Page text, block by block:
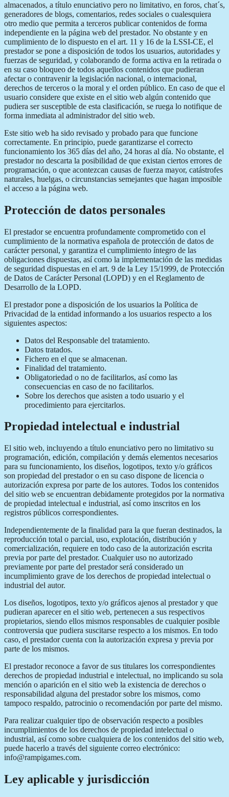
almacenados, a título enunciativo pero no limitativo, en foros, chat´s,
generadores de blogs, comentarios, redes sociales o cualesquiera
otro medio que permita a terceros publicar contenidos de forma
independiente en la página web del prestador. No obstante y en
cumplimiento de lo dispuesto en el art. 11 y 16 de la LSSI-CE, el
prestador se pone a disposición de todos los usuarios, autoridades y
fuerzas de seguridad, y colaborando de forma activa en la retirada o
en su caso bloqueo de todos aquellos contenidos que pudieran
afectar o contravenir la legislación nacional, o internacional,
derechos de terceros o la moral y el orden público. En caso de que el
usuario considere que existe en el sitio web algún contenido que
pudiera ser susceptible de esta clasificación, se ruega lo notifique de
forma inmediata al administrador del sitio web.
Este sitio web ha sido revisado y probado para que funcione
correctamente. En principio, puede garantizarse el correcto
funcionamiento los 365 días del año, 24 horas al día. No obstante, el
prestador no descarta la posibilidad de que existan ciertos errores de
programación, o que acontezcan causas de fuerza mayor, catástrofes
naturales, huelgas, o circunstancias semejantes que hagan imposible
el acceso a la página web.
Protección de datos personales
El prestador se encuentra profundamente comprometido con el
cumplimiento de la normativa española de protección de datos de
carácter personal, y garantiza el cumplimiento íntegro de las
obligaciones dispuestas, así como la implementación de las medidas
de seguridad dispuestas en el art. 9 de la Ley 15/1999, de Protección
de Datos de Carácter Personal (LOPD) y en el Reglamento de
Desarrollo de la LOPD.
El prestador pone a disposición de los usuarios la Política de
Privacidad de la entidad informando a los usuarios respecto a los
siguientes aspectos:
Datos del Responsable del tratamiento.
Datos tratados.
Fichero en el que se almacenan.
Finalidad del tratamiento.
Obligatoriedad o no de facilitarlos, así como las
consecuencias en caso de no facilitarlos.
Sobre los derechos que asisten a todo usuario y el
procedimiento para ejercitarlos.
Propiedad intelectual e industrial
El sitio web, incluyendo a título enunciativo pero no limitativo su
programación, edición, compilación y demás elementos necesarios
para su funcionamiento, los diseños, logotipos, texto y/o gráficos
son propiedad del prestador o en su caso dispone de licencia o
autorización expresa por parte de los autores. Todos los contenidos
del sitio web se encuentran debidamente protegidos por la normativa
de propiedad intelectual e industrial, así como inscritos en los
registros públicos correspondientes.
Independientemente de la finalidad para la que fueran destinados, la
reproducción total o parcial, uso, explotación, distribución y
comercialización, requiere en todo caso de la autorización escrita
previa por parte del prestador. Cualquier uso no autorizado
previamente por parte del prestador será considerado un
incumplimiento grave de los derechos de propiedad intelectual o
industrial del autor.
Los diseños, logotipos, texto y/o gráficos ajenos al prestador y que
pudieran aparecer en el sitio web, pertenecen a sus respectivos
propietarios, siendo ellos mismos responsables de cualquier posible
controversia que pudiera suscitarse respecto a los mismos. En todo
caso, el prestador cuenta con la autorización expresa y previa por
parte de los mismos.
El prestador reconoce a favor de sus titulares los correspondientes
derechos de propiedad industrial e intelectual, no implicando su sola
mención o aparición en el sitio web la existencia de derechos o
responsabilidad alguna del prestador sobre los mismos, como
tampoco respaldo, patrocinio o recomendación por parte del mismo.
Para realizar cualquier tipo de observación respecto a posibles
incumplimientos de los derechos de propiedad intelectual o
industrial, así como sobre cualquiera de los contenidos del sitio web,
puede hacerlo a través del siguiente correo electrónico:
info@rampigames.com.
Ley aplicable y jurisdicción